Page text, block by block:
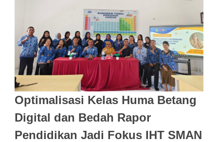
Optimalisasi Kelas Huma Betang
Digital dan Bedah Rapor
Pendidikan Jadi Fokus IHT SMAN